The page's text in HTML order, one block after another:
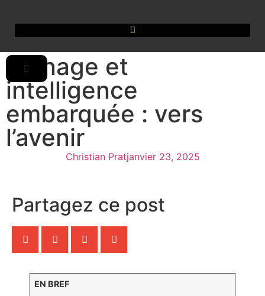
Usinage et
intelligence
embarquée : vers
l’avenir
Christian Pratjanvier 23, 2025
Partagez ce post
EN BREF